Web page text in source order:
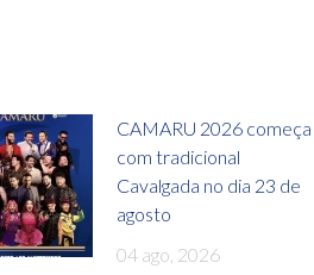
CAMARU 2026 começa
com tradicional
Cavalgada no dia 23 de
agosto
04 ago, 2026